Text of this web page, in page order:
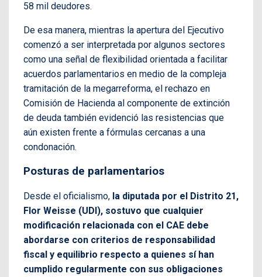
58 mil deudores.
De esa manera, mientras la apertura del Ejecutivo
comenzó a ser interpretada por algunos sectores
como una señal de flexibilidad orientada a facilitar
acuerdos parlamentarios en medio de la compleja
tramitación de la megarreforma, el rechazo en
Comisión de Hacienda al componente de extinción
de deuda también evidenció las resistencias que
aún existen frente a fórmulas cercanas a una
condonación.
Posturas de parlamentarios
Desde el oficialismo, la diputada por el Distrito 21,
Flor Weisse (UDI), sostuvo que cualquier
modificación relacionada con el CAE debe
abordarse con criterios de responsabilidad
fiscal y equilibrio respecto a quienes sí han
cumplido regularmente con sus obligaciones